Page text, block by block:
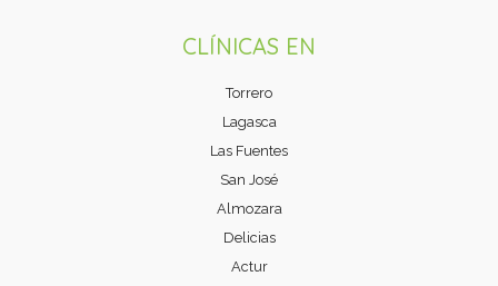
CLÍNICAS EN
Torrero
Lagasca
Las Fuentes
San José
Almozara
Delicias
Actur